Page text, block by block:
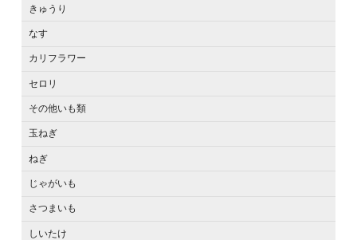
きゅうり
なす
カリフラワー
セロリ
その他いも類
玉ねぎ
ねぎ
じゃがいも
さつまいも
しいたけ